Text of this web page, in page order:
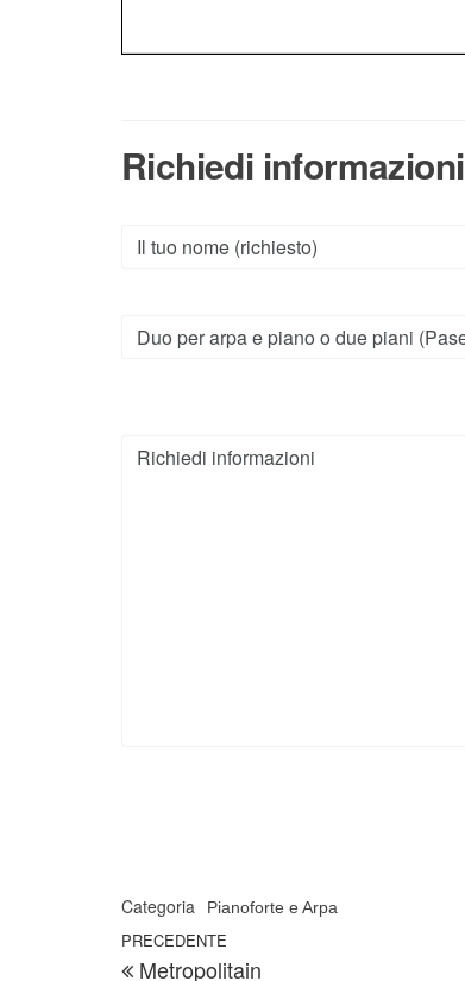
Richiedi informazioni
Categoria Pianoforte e Arpa
Navigazione articoli
Articolo precedente
PRECEDENTE
Metropolitain